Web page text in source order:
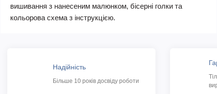
вишивання з нанесеним малюнком, бісерні голки та
кольорова схема з інструкцією.
Надійність
Більше 10 років досвіду роботи